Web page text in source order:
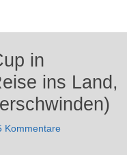
in
ins Land,
Kommentare